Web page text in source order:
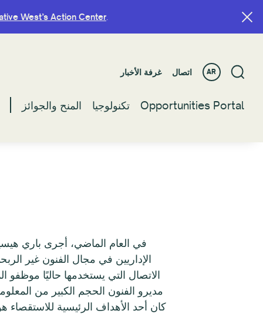
West’s Action Center.
غرفة الأخبار اتصال AR
المنح والجوائز تكنولوجيا Opportunities Portal
West’s Action Center.
غرفة الأخبار اتصال AR
المنح والجوائز تكنولوجيا Opportunities Portal
في العام الماضي، أجرى باري
الإداريين في مجال الفنون غير
الاتصال التي يستخدمها حاليًا
مديرو الفنون الحجم الكبير من
كان أحد الأهداف الرئيسية